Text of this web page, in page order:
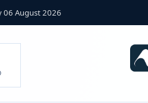
06 August 2026